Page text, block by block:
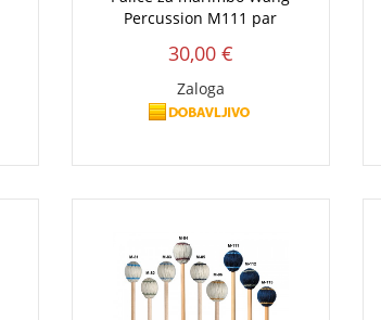
Percussion M111 par
30,00 €
Zaloga